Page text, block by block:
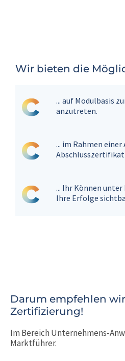
Wir bieten die
... auf Modulbasis
anzutreten.
... im Rahmen
Abschlusszertifikat
... Ihr Können
Ihre Erfolge
Darum empfehlen
Zertifizierung!
Im Bereich Unternehmens-
Marktführer.